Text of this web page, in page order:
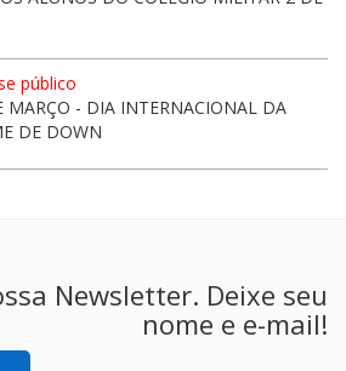
público
MARÇO - DIA INTERNACIONAL DA
DE DOWN
Newsletter. Deixe seu
nome e e-mail!